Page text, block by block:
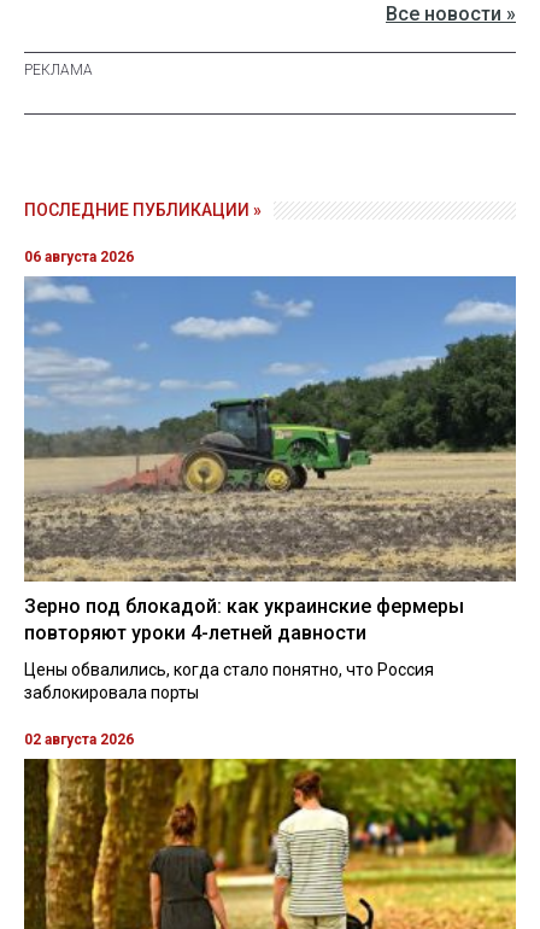
Все новости »
ПОСЛЕДНИЕ ПУБЛИКАЦИИ »
06 августа 2026
Зерно под блокадой: как украинские фермеры
повторяют уроки 4-летней давности
Цены обвалились, когда стало понятно, что Россия
заблокировала порты
02 августа 2026